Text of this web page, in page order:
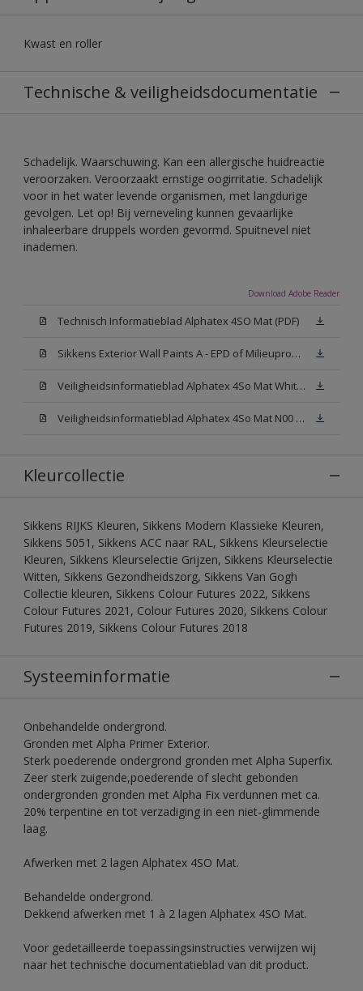
Kwast en roller
Technische & veiligheidsdocumentatie
Schadelijk. Waarschuwing. Kan een allergische huidreactie
veroorzaken. Veroorzaakt ernstige oogirritatie. Schadelijk
voor in het water levende organismen, met langdurige
gevolgen. Let op! Bij verneveling kunnen gevaarlijke
inhaleerbare druppels worden gevormd. Spuitnevel niet
inademen.
Download Adobe Reader
Technisch Informatieblad Alphatex 4SO Mat (PDF)
Sikkens Exterior Wall Paints A - EPD of Milieuproductverklaring
Veiligheidsinformatieblad Alphatex 4So Mat White W05 (MSDS)
Veiligheidsinformatieblad Alphatex 4So Mat N00 (MSDS)
Kleurcollectie
Sikkens RIJKS Kleuren, Sikkens Modern Klassieke Kleuren,
Sikkens 5051, Sikkens ACC naar RAL, Sikkens Kleurselectie
Kleuren, Sikkens Kleurselectie Grijzen, Sikkens Kleurselectie
Witten, Sikkens Gezondheidszorg, Sikkens Van Gogh
Collectie kleuren, Sikkens Colour Futures 2022, Sikkens
Colour Futures 2021, Colour Futures 2020, Sikkens Colour
Futures 2019, Sikkens Colour Futures 2018
Systeeminformatie
Onbehandelde ondergrond.
Gronden met Alpha Primer Exterior.
Sterk poederende ondergrond gronden met Alpha Superfix.
Zeer sterk zuigende,poederende of slecht gebonden
ondergronden gronden met Alpha Fix verdunnen met ca.
20% terpentine en tot verzadiging in een niet-glimmende
laag.
Afwerken met 2 lagen Alphatex 4SO Mat.
Behandelde ondergrond.
Dekkend afwerken met 1 à 2 lagen Alphatex 4SO Mat.
Voor gedetailleerde toepassingsinstructies verwijzen wij
naar het technische documentatieblad van dit product.